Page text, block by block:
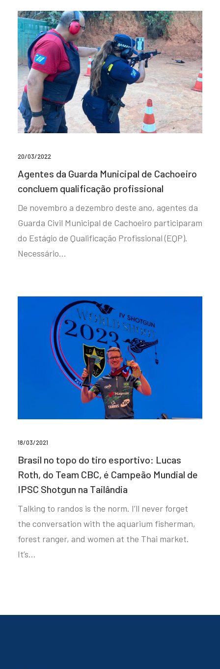
20/03/2022
Agentes da Guarda Municipal de Cachoeiro
concluem qualificação profissional
De novembro a dezembro deste ano, agentes da
Guarda Civil Municipal de Cachoeiro participaram
do Estágio de Qualificação Profissional (EQP).
Necessário…
18/03/2021
Brasil no topo do tiro esportivo: Lucas
Roth, do Team CBC, é Campeão Mundial de
IPSC Shotgun na Tailândia
Talking to randos is the norm. I’ll never forget
the conversation with the aquarium fisherman,
forest ranger, and women at the Thai market.
It’s…